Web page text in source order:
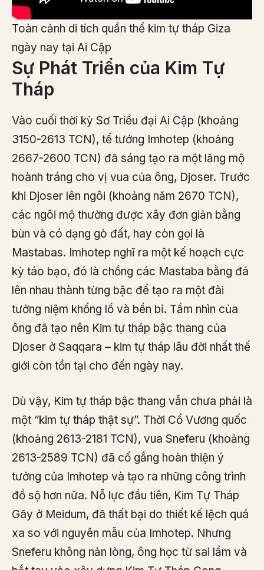
Toàn cảnh di tích quần thể kim tự tháp Giza
ngày nay tại Ai Cập
Sự Phát Triển của Kim Tự
Tháp
Vào cuối thời kỳ Sơ Triều đại Ai Cập (khoảng
3150-2613 TCN), tể tướng Imhotep (khoảng
2667-2600 TCN) đã sáng tạo ra một lăng mộ
hoành tráng cho vị vua của ông, Djoser. Trước
khi Djoser lên ngôi (khoảng năm 2670 TCN),
các ngôi mộ thường được xây đơn giản bằng
bùn và có dạng gò đất, hay còn gọi là
Mastabas. Imhotep nghĩ ra một kế hoạch cực
kỳ táo bạo, đó là chồng các Mastaba bằng đá
lên nhau thành từng bậc để tạo ra một đài
tưởng niệm khổng lồ và bền bỉ. Tầm nhìn của
ông đã tạo nên Kim tự tháp bậc thang của
Djoser ở Saqqara – kim tự tháp lâu đời nhất thế
giới còn tồn tại cho đến ngày nay.
Dù vậy, Kim tự tháp bậc thang vẫn chưa phải là
một “kim tự tháp thật sự”. Thời Cổ Vương quốc
(khoảng 2613-2181 TCN), vua Sneferu (khoảng
2613-2589 TCN) đã cố gắng hoàn thiện ý
tưởng của Imhotep và tạo ra những công trình
đồ sộ hơn nữa. Nỗ lực đầu tiên, Kim Tự Tháp
Gãy ở Meidum, đã thất bại do thiết kế lệch quá
xa so với nguyên mẫu của Imhotep. Nhưng
Sneferu không nản lòng, ông học từ sai lầm và